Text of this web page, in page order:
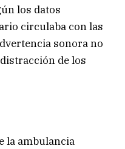
los datos
circulaba con las
sonora no
de los
la ambulancia